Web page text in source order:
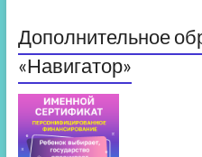
Дополнительное
«Навигатор»